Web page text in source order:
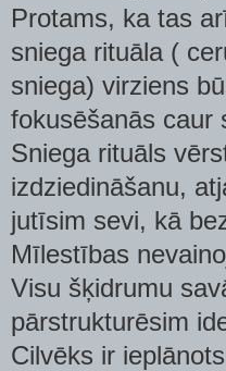
Protams, ka tas
sniega rituāla (
sniega) virziens
fokusēšanās caur
Sniega rituāls
izdziedināšanu,
jutīsim sevi, kā
Mīlestības
Visu šķidrumu
pārstrukturēsim
Cilvēks ir